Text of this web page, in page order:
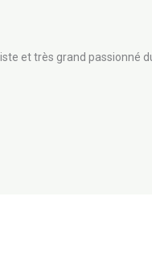
et très grand passionné